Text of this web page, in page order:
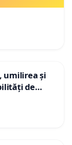
umilirea și
de